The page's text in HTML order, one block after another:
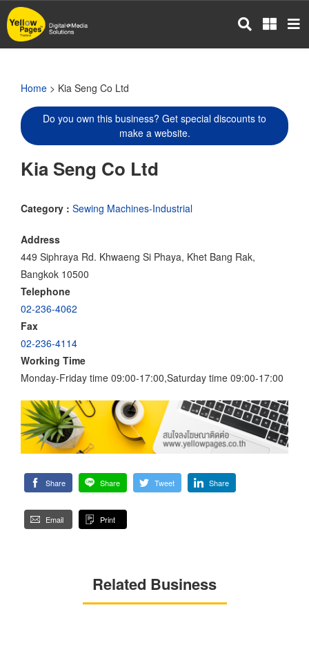
Skip
to
main
Home > Kia Seng Co Ltd
Do you own this business? Get special discounts to
make a website.
Kia Seng Co Ltd
Category : Sewing Machines-Industrial
Address
449 Siphraya Rd. Khwaeng Si Phaya, Khet Bang Rak,
Bangkok 10500
Telephone
02-236-4062
Fax
02-236-4114
Working Time
Monday-Friday time 09:00-17:00,Saturday time 09:00-17:00
Share Share Tweet Share
Email Print
Related Business